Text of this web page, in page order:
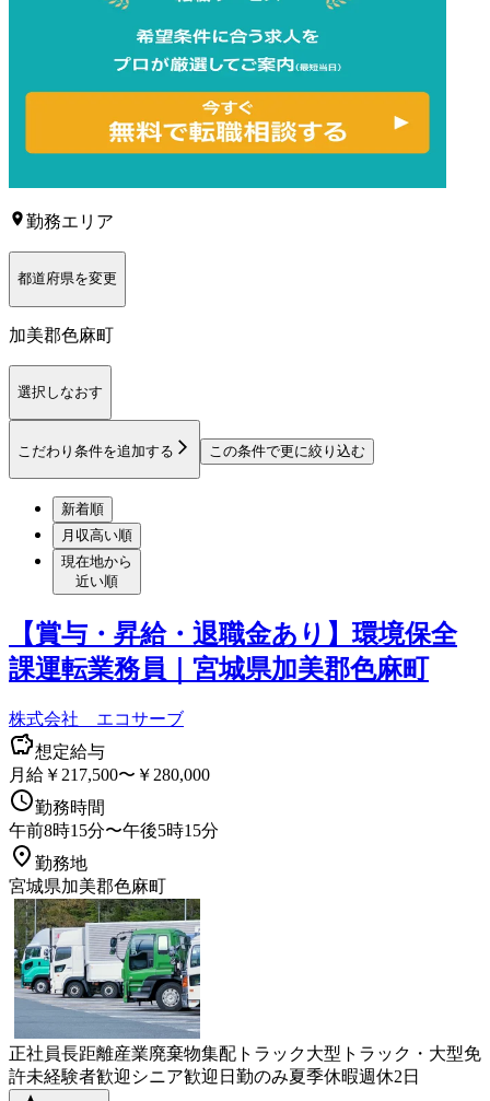
勤務エリア
都道府県を変更
加美郡色麻町
選択しなおす
こだわり条件を追加する この条件で更に絞り込む
新着順
月収高い順
現在地から
近い順
【賞与・昇給・退職金あり】環境保全
課運転業務員｜宮城県加美郡色麻町
株式会社 エコサーブ
想定給与
月給￥217,500〜￥280,000
勤務時間
午前8時15分〜午後5時15分
勤務地
宮城県加美郡色麻町
正社員長距離産業廃棄物集配 トラック大型トラック・大型免
許未経験者歓迎 シニア歓迎 日勤のみ夏季休暇週休2日